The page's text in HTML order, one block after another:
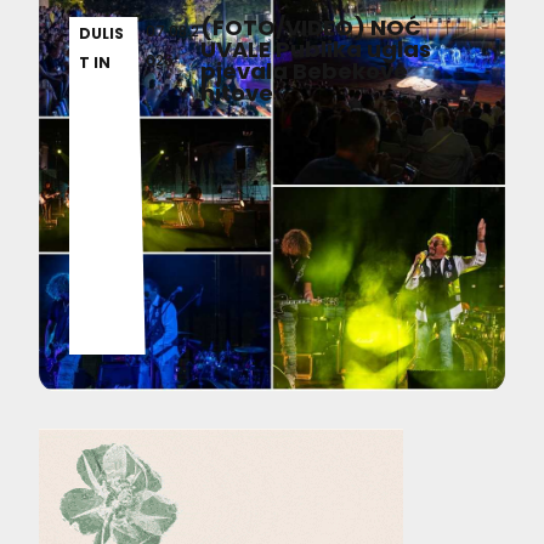
DULIS
T IN
07.08.2
026
(FOTO/VIDEO) NOĆ
UVALE Publika uglas
pjevala Bebekove
hitove